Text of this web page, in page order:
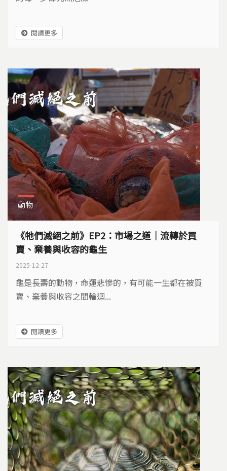
閱讀更多
動物
《牠們滅絕之前》EP2：市場之道｜流轉於買
賣、棄養與收容的龜生
2025-12-27
龜是長壽的動物，命運悲慘的，有可能一生都在被買
賣、棄養與收容之間輪迴...
閱讀更多